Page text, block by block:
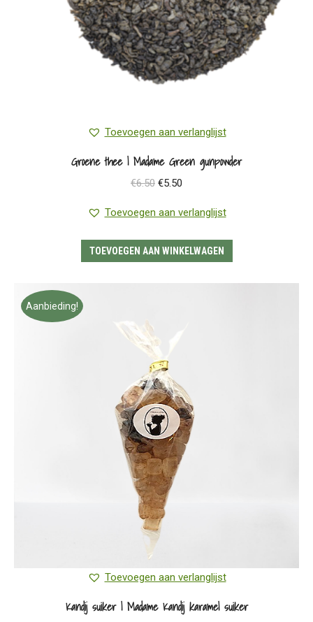
Toevoegen aan verlanglijst
Groene thee | Madame Green gunpowder
€6.50 Oorspronkelijke
was:
€6.50.
€5.50
is:
€5.50.
Toevoegen aan verlanglijst
TOEVOEGEN AAN WINKELWAGEN
Aanbieding!
Toevoegen aan verlanglijst
Kandij suiker | Madame Kandij karamel suiker